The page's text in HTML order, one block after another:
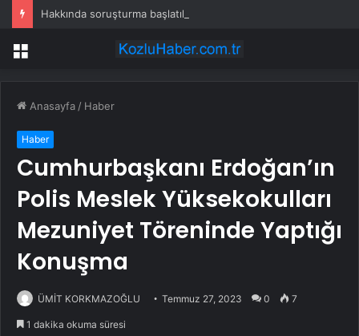
Menü
Anasayfa / Haber
Haber
Cumhurbaşkanı Erdoğan’ın
Polis Meslek Yüksekokulları
Mezuniyet Töreninde Yaptığı
Konuşma
ÜMİT KORKMAZOĞLU Temmuz 27, 2023 0 7
1 dakika okuma süresi